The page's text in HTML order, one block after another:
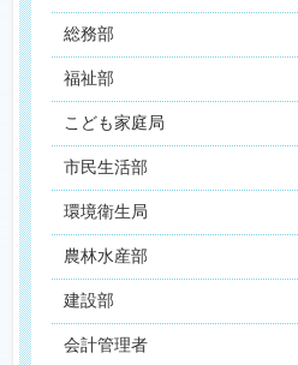
総務部
福祉部
こども家庭局
市民生活部
環境衛生局
農林水産部
建設部
会計管理者